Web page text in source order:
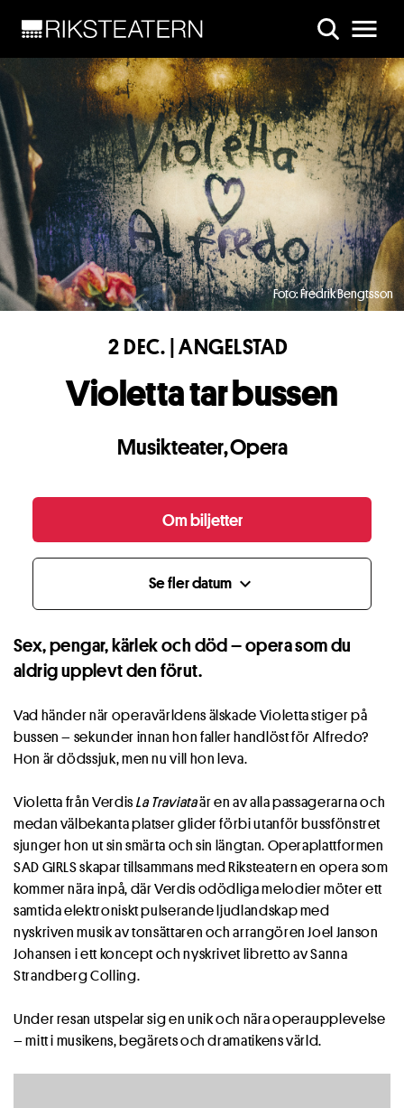
Foto: Fredrik Bengtsson
2 DEC. | ANGELSTAD
Violetta tar bussen
Musikteater,Opera
Om biljetter
Se fler datum expand_more
Sex, pengar, kärlek och död – opera som du
aldrig upplevt den förut.
Vad händer när operavärldens älskade Violetta stiger på
bussen – sekunder innan hon faller handlöst för Alfredo?
Hon är dödssjuk, men nu vill hon leva.
Violetta från VerdisLa Traviataär en av alla passagerarna och
medan välbekanta platser glider förbi utanför bussfönstret
sjunger hon ut sin smärta och sin längtan. Operaplattformen
SAD GIRLS skapar tillsammans med Riksteatern en opera som
kommer nära inpå, där Verdis odödliga melodier möter ett
samtida elektroniskt pulserande ljudlandskap med
nyskriven musik av tonsättaren och arrangören Joel Janson
Johansen i ett koncept och nyskrivet libretto av Sanna
Strandberg Colling.
Under resan utspelar sig en unik och nära operaupplevelse
– mitt i musikens, begärets och dramatikens värld.